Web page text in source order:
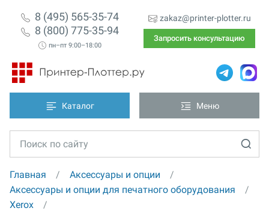
8 (495) 565-35-74
8 (800) 775-35-94
пн–пт 9:00–18:00
zakaz@printer-plotter.ru
Запросить консультацию
Каталог Меню
Главная
Аксессуары и опции
Аксессуары и опции для печатного оборудования
Xerox